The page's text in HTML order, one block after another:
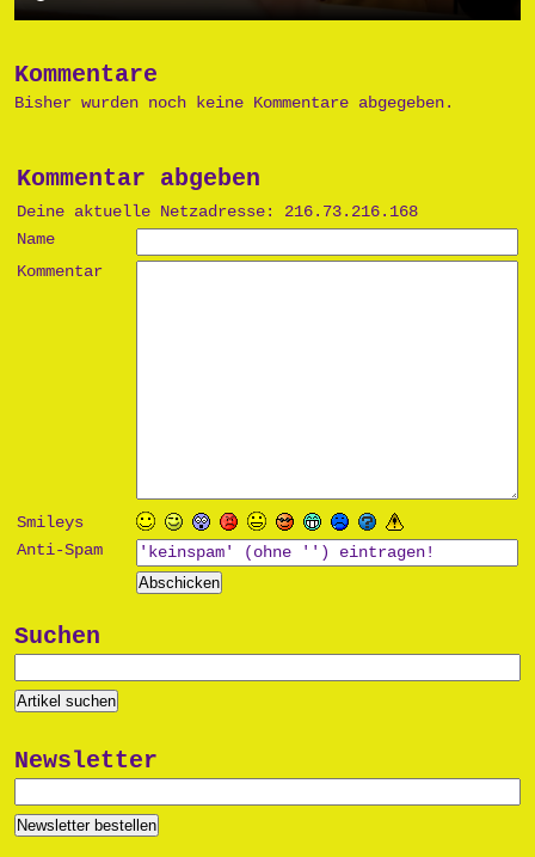
Kommentare
Bisher wurden noch keine Kommentare abgegeben.
Kommentar abgeben
Deine aktuelle Netzadresse: 216.73.216.168
Name
Kommentar
Smileys
Anti-Spam
Suchen
Newsletter